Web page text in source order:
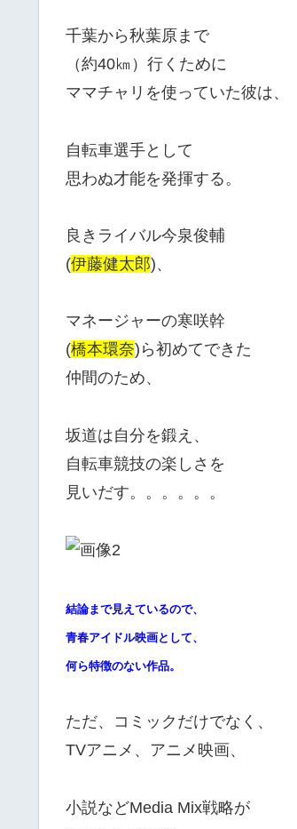
千葉から秋葉原まで
（約40㎞）行くために
ママチャリを使っていた彼は、
自転車選手として
思わぬ才能を発揮する。
良きライバル今泉俊輔
(伊藤健太郎)、
マネージャーの寒咲幹
(橋本環奈)ら初めてできた
仲間のため、
坂道は自分を鍛え、
自転車競技の楽しさを
見いだす。。。。。。
結論まで見えているので、
青春アイドル映画として、
何ら特徴のない作品。
ただ、コミックだけでなく、
TVアニメ、アニメ映画、
小説などMedia Mix戦略が